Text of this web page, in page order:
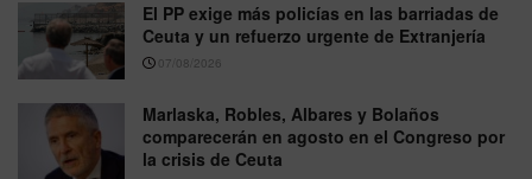
El PP exige más policías en las barriadas de
Ceuta y un refuerzo urgente de Extranjería
07/08/2026
Marlaska, Robles, Albares y Bolaños
comparecerán en agosto en el Congreso por
la crisis de Ceuta